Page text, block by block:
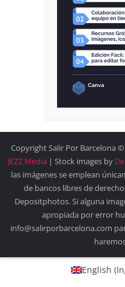
Copyright Salir Por Barcelona
JEZZ Media | Stock images by
las imágenes se emplean
de bancos libres de
Depositphotos. Si alguna
apropiada por error
info@salirporbarcelona.com
English (